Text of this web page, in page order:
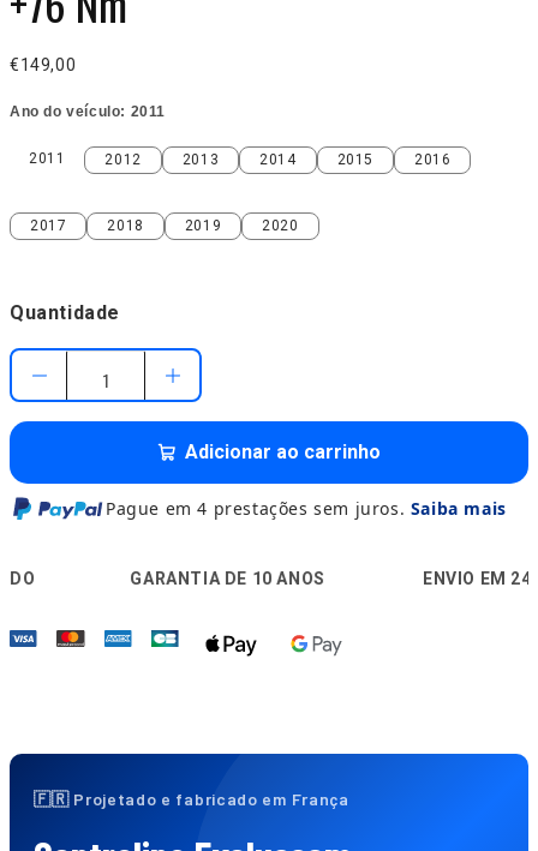
€149,00
Ano do veículo: 2011
2011
2011 2012
2012 2013
2013 2014
2014 2015
2015 2016
2016
2017
2017 2018
2018 2019
2019 2020
2020
Quantidade
Adicionar ao carrinho
Pague em 4 prestações sem juros. Saiba mais
🛡️ GARANTIA DE 10 ANOS 🚚 ENVIO EM 24H
🇫🇷 Projetado e fabricado em França